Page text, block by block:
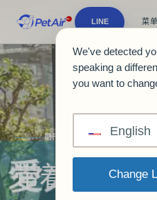
LINE 菜单
期刊与指南
带着宠物赴
We've detected
speaking a
you want to
English
Change